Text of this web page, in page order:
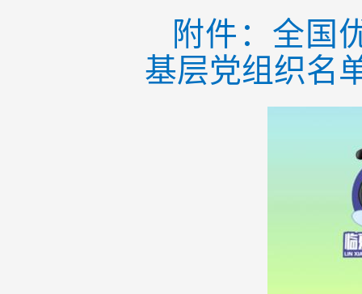
附件：全国
基层党组织名